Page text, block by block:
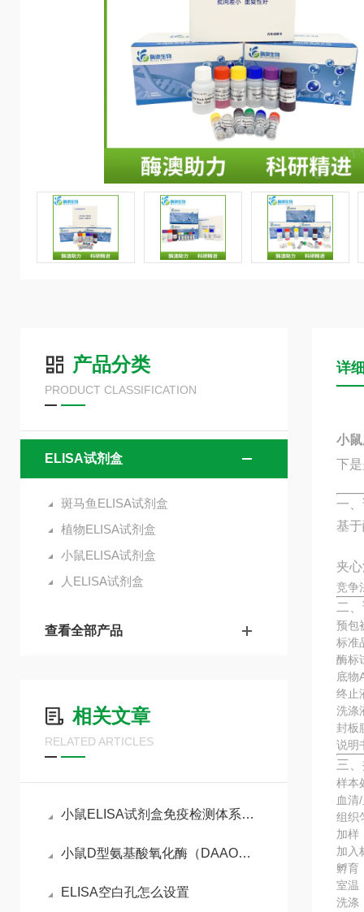
产品分类
PRODUCT CLASSIFICATION
ELISA试剂盒
斑马鱼ELISA试剂盒
植物ELISA试剂盒
小鼠ELISA试剂盒
人ELISA试剂盒
查看全部产品
相关文章
RELATED ARTICLES
小鼠ELISA试剂盒免疫检测体系与动物模型实验实操指南
小鼠D型氨基酸氧化酶（DAAO）ELISA试剂盒参考说明书
ELISA空白孔怎么设置
详
小
下
一
基
夹
竞争
二
预包
标准
酶标
底物
终止
洗涤
封板
说明
三
样本
血清
组织
加样
加入
孵育
室温
洗涤